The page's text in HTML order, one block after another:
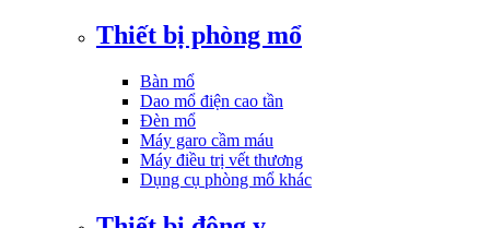
Thiết bị phòng mổ
Bàn mổ
Dao mổ điện cao tần
Đèn mổ
Máy garo cầm máu
Máy điều trị vết thương
Dụng cụ phòng mổ khác